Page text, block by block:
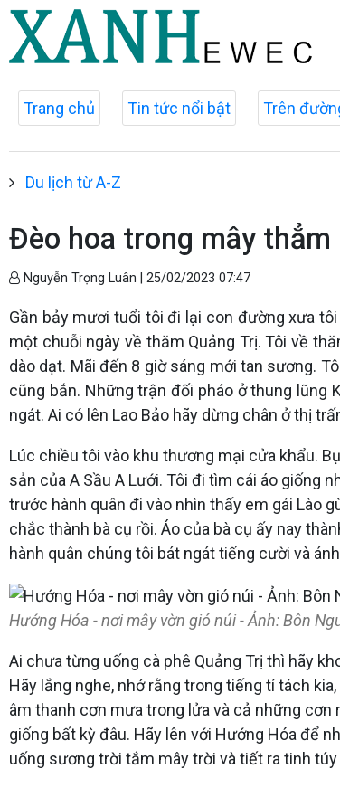
Trang chủ Tin tức nổi bật Trên
Du lịch từ A-Z
Đèo hoa trong mây thẳm
Nguyễn Trọng Luân | 25/02/2023 07:47
Gần bảy mươi tuổi tôi đi lại con đường xưa
một chuỗi ngày về thăm Quảng Trị. Tôi về
dào dạt. Mãi đến 8 giờ sáng mới tan sương.
cũng bắn. Những trận đối pháo ở thung lũng
ngát. Ai có lên Lao Bảo hãy dừng chân ở thị
Lúc chiều tôi vào khu thương mại cửa khẩu.
sản của A Sầu A Lưới. Tôi đi tìm cái áo giống
trước hành quân đi vào nhìn thấy em gái Lào
chắc thành bà cụ rồi. Áo của bà cụ ấy nay
hành quân chúng tôi bát ngát tiếng cười và
Hướng Hóa - nơi mây vờn gió núi - Ảnh: Bôn
Ai chưa từng uống cà phê Quảng Trị thì hãy
Hãy lắng nghe, nhớ rằng trong tiếng tí tách
âm thanh cơn mưa trong lửa và cả những cơn
giống bất kỳ đâu. Hãy lên với Hướng Hóa để
uống sương trời tắm mây trời và tiết ra tinh